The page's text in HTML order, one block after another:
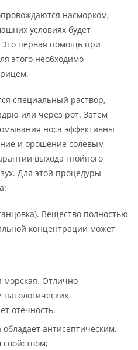
насморком,
условиях будет
первая помощь при
этого необходимо
специальный раствор,
или через рот. Затем
носа эффективны
и орошение солевым
выхода гнойного
Для этой процедуры
Вещество полностью
концентрации может
морская. Отлично
отечность.
антисептическим,